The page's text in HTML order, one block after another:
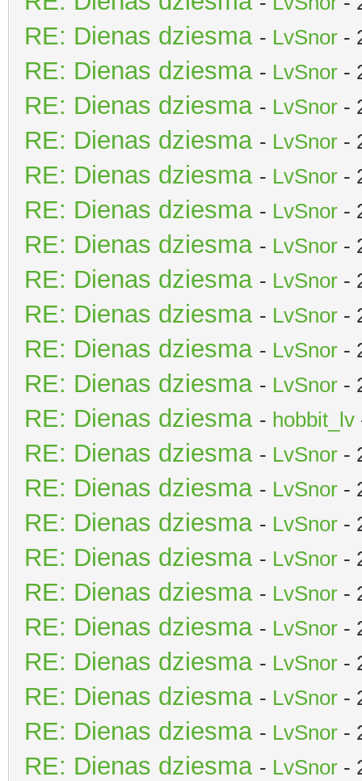
RE: Dienas dziesma - LvSnor -
RE: Dienas dziesma - LvSnor -
RE: Dienas dziesma - LvSnor -
RE: Dienas dziesma - LvSnor -
RE: Dienas dziesma - LvSnor -
RE: Dienas dziesma - LvSnor -
RE: Dienas dziesma - LvSnor -
RE: Dienas dziesma - LvSnor -
RE: Dienas dziesma - LvSnor -
RE: Dienas dziesma - LvSnor -
RE: Dienas dziesma - LvSnor -
RE: Dienas dziesma - hobbit_lv
RE: Dienas dziesma - LvSnor -
RE: Dienas dziesma - LvSnor -
RE: Dienas dziesma - LvSnor -
RE: Dienas dziesma - LvSnor -
RE: Dienas dziesma - LvSnor -
RE: Dienas dziesma - LvSnor -
RE: Dienas dziesma - LvSnor -
RE: Dienas dziesma - LvSnor -
RE: Dienas dziesma - LvSnor -
RE: Dienas dziesma - LvSnor -